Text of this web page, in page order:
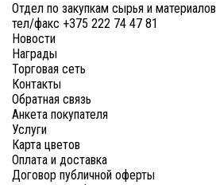
Отдел по закупкам сырья и материалов
тел/факс +375 222 74 47 81
Новости
Награды
Торговая сеть
Контакты
Обратная связь
Анкета покупателя
Услуги
Карта цветов
Оплата и доставка
Договор публичной оферты